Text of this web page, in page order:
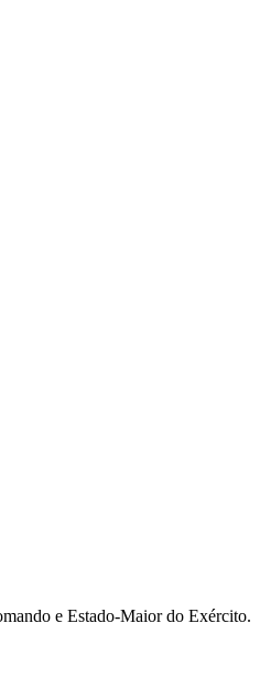
e Estado-Maior do Exército.